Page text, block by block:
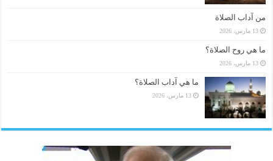
من آداب الصلاة
13 مارس، 2026
ما هي روح الصلاة؟
13 مارس، 2026
ما هي آداب الصلاة؟
13 مارس، 2026